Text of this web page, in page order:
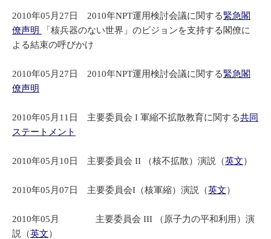
2010年05月27日 2010年NPT運用検討会議に関する緊急閣
僚声明
「核兵器のない世界」のビジョンを支持する閣僚に
よる結束の呼びかけ
2010年05月27日 2010年NPT運用検討会議に関する緊急閣
僚声明
2010年05月11日 主要委員会 I 軍縮不拡散教育に関する共同
ステートメント
2010年05月10日 主要委員会 II （核不拡散）演説（英文）
2010年05月07日 主要委員会I（核軍縮）演説（英文）
2010年05月 主要委員会 III （原子力の平和利用）演
説（英文）